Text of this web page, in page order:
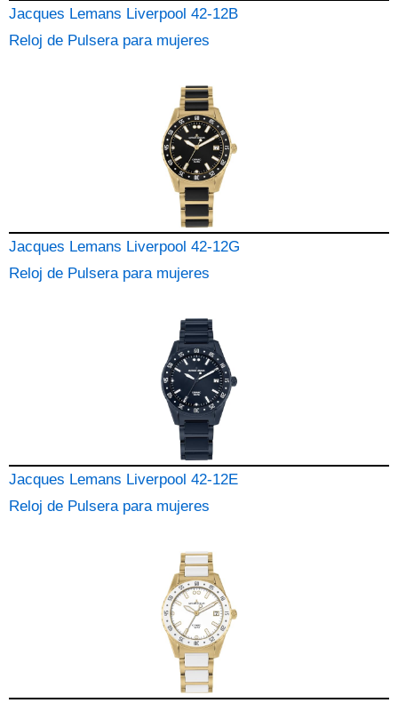
Jacques Lemans Liverpool 42-12B
Reloj de Pulsera para mujeres
Jacques Lemans Liverpool 42-12G
Reloj de Pulsera para mujeres
Jacques Lemans Liverpool 42-12E
Reloj de Pulsera para mujeres